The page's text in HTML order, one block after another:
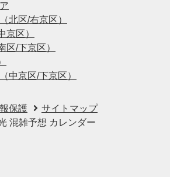
北区/右京区）
京区）
区/下京区）
中京区/下京区）
保護
サイトマップ
混雑予想 カレンダー